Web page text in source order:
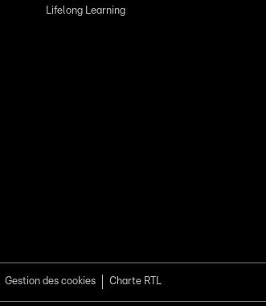
Lifelong Learning
Gestion des cookies Charte RTL